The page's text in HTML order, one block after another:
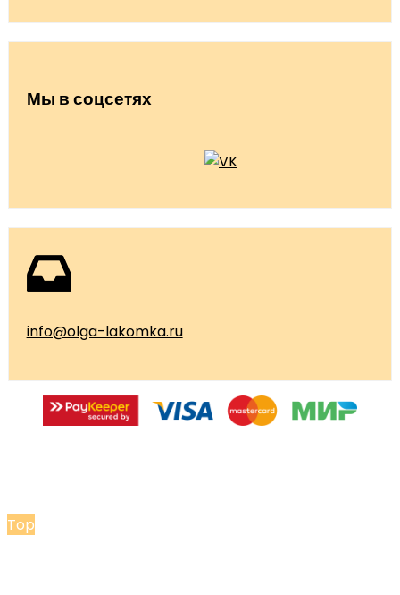
Мы в соцсетях
info@olga-lakomka.ru
Top